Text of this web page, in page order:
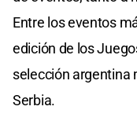
Entre los eventos
edición de los
selección argentina
Serbia.